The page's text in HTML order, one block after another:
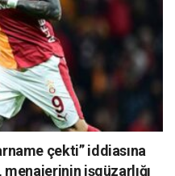
çekti” iddiasına
işgüzarlığı